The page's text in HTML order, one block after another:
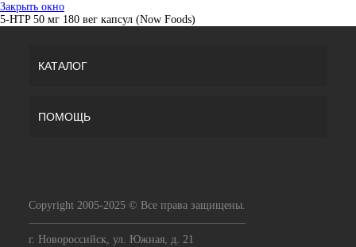
Закрыть окно
5-HTP 50 мг 180 вег капсул (Now Foods)
КАТАЛОГ
ПОМОЩЬ
Copyright 2005-2025 © Все права защищены.
г. Новороссийск, ул. Южная, д. 21